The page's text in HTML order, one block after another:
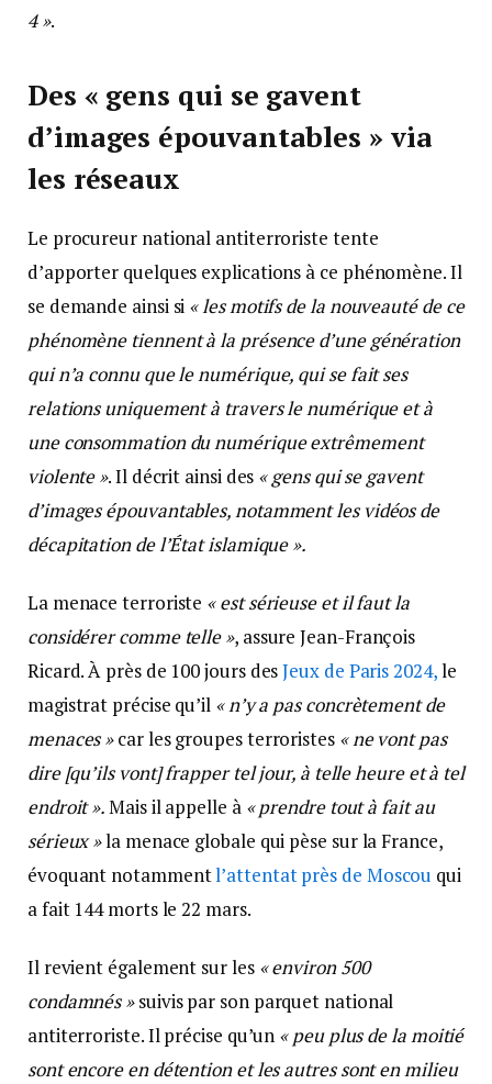
4 ».
Des « gens qui se gavent
d’images épouvantables » via
les réseaux
Le procureur national antiterroriste tente
d’apporter quelques explications à ce phénomène. Il
se demande ainsi si « les motifs de la nouveauté de ce
phénomène tiennent à la présence d’une génération
qui n’a connu que le numérique, qui se fait ses
relations uniquement à travers le numérique et à
une consommation du numérique extrêmement
violente ». Il décrit ainsi des « gens qui se gavent
d’images épouvantables, notamment les vidéos de
décapitation de l’État islamique ».
La menace terroriste « est sérieuse et il faut la
considérer comme telle », assure Jean-François
Ricard. À près de 100 jours desJeux de Paris 2024,le
magistrat précise qu’il « n’y a pas concrètement de
menaces »car les groupes terroristes « ne vont pas
dire [qu’ils vont] frapper tel jour, à telle heure et à tel
endroit ».Mais il appelle à « prendre tout à fait au
sérieux »la menace globale qui pèse sur la France,
évoquant notammentl’attentat près de Moscou qui
a fait 144 morts le 22 mars.
Il revient également sur les « environ 500
condamnés »suivis par son parquet national
antiterroriste. Il précise qu’un « peu plus de la moitié
sont encore en détention et les autres sont en milieu